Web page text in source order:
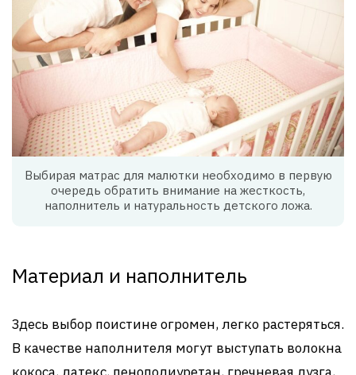
Выбирая матрас для малютки необходимо в первую
очередь обратить внимание на жесткость,
наполнитель и натуральность детского ложа.
Материал и наполнитель
Здесь выбор поистине огромен, легко растеряться.
В качестве наполнителя могут выступать волокна